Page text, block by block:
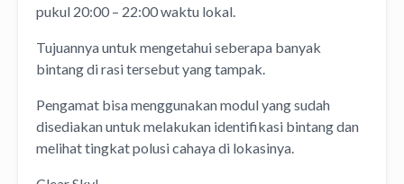
pukul 20:00 – 22:00 waktu lokal.
Tujuannya untuk mengetahui seberapa banyak
bintang di rasi tersebut yang tampak.
Pengamat bisa menggunakan modul yang sudah
disediakan untuk melakukan identifikasi bintang dan
melihat tingkat polusi cahaya di lokasinya.